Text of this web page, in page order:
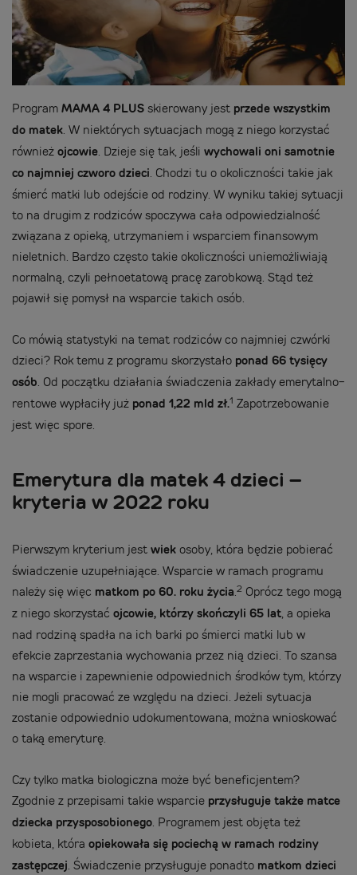
Program MAMA 4 PLUS skierowany jest przede wszystkim
do matek. W niektórych sytuacjach mogą z niego korzystać
również ojcowie. Dzieje się tak, jeśli wychowali oni samotnie
co najmniej czworo dzieci. Chodzi tu o okoliczności takie jak
śmierć matki lub odejście od rodziny. W wyniku takiej sytuacji
to na drugim z rodziców spoczywa cała odpowiedzialność
związana z opieką, utrzymaniem i wsparciem finansowym
nieletnich. Bardzo często takie okoliczności uniemożliwiają
normalną, czyli pełnoetatową pracę zarobkową. Stąd też
pojawił się pomysł na wsparcie takich osób.
Co mówią statystyki na temat rodziców co najmniej czwórki
dzieci? Rok temu z programu skorzystało ponad 66 tysięcy
osób. Od początku działania świadczenia zakłady emerytalno-
rentowe wypłaciły już ponad 1,22 mld zł.1 Zapotrzebowanie
jest więc spore.
Emerytura dla matek 4 dzieci –
kryteria w 2022 roku
Pierwszym kryterium jest wiek osoby, która będzie pobierać
świadczenie uzupełniające. Wsparcie w ramach programu
należy się więc matkom po 60. roku życia.2 Oprócz tego mogą
z niego skorzystać ojcowie, którzy skończyli 65 lat, a opieka
nad rodziną spadła na ich barki po śmierci matki lub w
efekcie zaprzestania wychowania przez nią dzieci. To szansa
na wsparcie i zapewnienie odpowiednich środków tym, którzy
nie mogli pracować ze względu na dzieci. Jeżeli sytuacja
zostanie odpowiednio udokumentowana, można wnioskować
o taką emeryturę.
Czy tylko matka biologiczna może być beneficjentem?
Zgodnie z przepisami takie wsparcie przysługuje także matce
dziecka przysposobionego. Programem jest objęta też
kobieta, która opiekowała się pociechą w ramach rodziny
zastępczej. Świadczenie przysługuje ponadto matkom dzieci